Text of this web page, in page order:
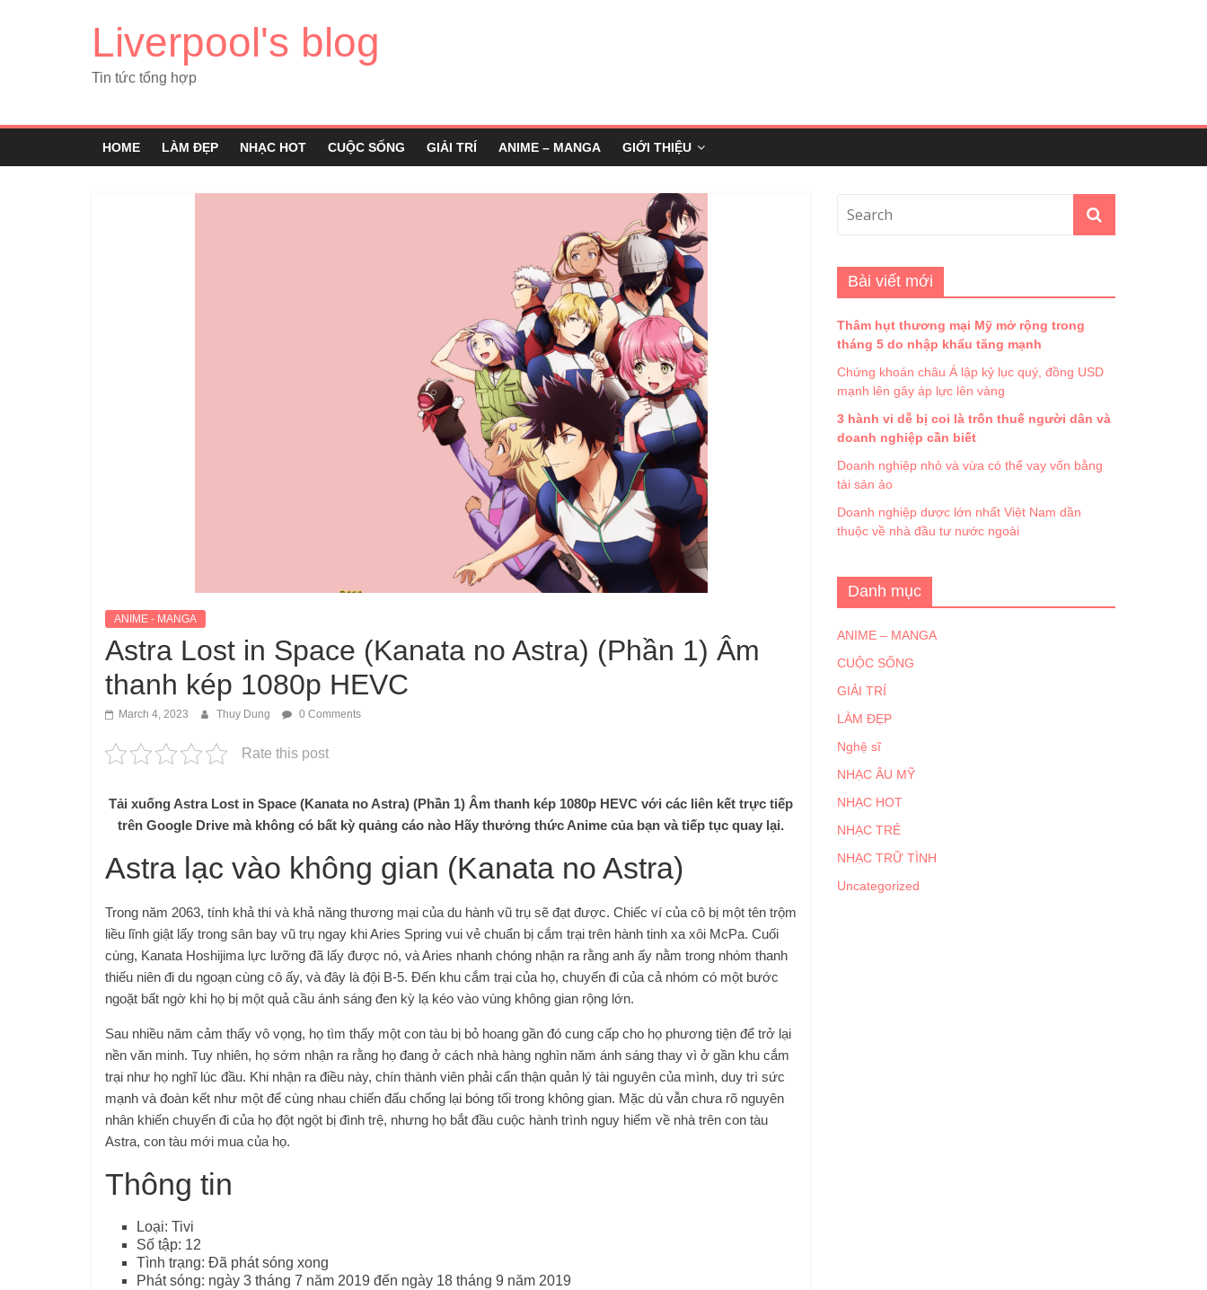
Liverpool's blog
Tin tức tổng hợp
HOME LÀM ĐẸP NHẠC HOT CUỘC SỐNG GIẢI TRÍ ANIME – MANGA GIỚI THIỆU
ANIME - MANGA
Astra Lost in Space (Kanata no Astra) (Phần 1) Âm
thanh kép 1080p HEVC
March 4, 2023 Thuy Dung 0 Comments
Rate this post
Tải xuống Astra Lost in Space (Kanata no Astra) (Phần 1) Âm thanh kép 1080p HEVC với các liên kết trực tiếp
trên Google Drive mà không có bất kỳ quảng cáo nào Hãy thưởng thức Anime của bạn và tiếp tục quay lại.
Astra lạc vào không gian (Kanata no Astra)
Trong năm 2063, tính khả thi và khả năng thương mại của du hành vũ trụ sẽ đạt được. Chiếc ví của cô bị một tên trộm
liều lĩnh giật lấy trong sân bay vũ trụ ngay khi Aries Spring vui vẻ chuẩn bị cắm trại trên hành tinh xa xôi McPa. Cuối
cùng, Kanata Hoshijima lực lưỡng đã lấy được nó, và Aries nhanh chóng nhận ra rằng anh ấy nằm trong nhóm thanh
thiếu niên đi du ngoạn cùng cô ấy, và đây là đội B-5. Đến khu cắm trại của họ, chuyến đi của cả nhóm có một bước
ngoặt bất ngờ khi họ bị một quả cầu ánh sáng đen kỳ lạ kéo vào vùng không gian rộng lớn.
Sau nhiều năm cảm thấy vô vọng, họ tìm thấy một con tàu bị bỏ hoang gần đó cung cấp cho họ phương tiện để trở lại
nền văn minh. Tuy nhiên, họ sớm nhận ra rằng họ đang ở cách nhà hàng nghìn năm ánh sáng thay vì ở gần khu cắm
trại như họ nghĩ lúc đầu. Khi nhận ra điều này, chín thành viên phải cẩn thận quản lý tài nguyên của mình, duy trì sức
mạnh và đoàn kết như một để cùng nhau chiến đấu chống lại bóng tối trong không gian. Mặc dù vẫn chưa rõ nguyên
nhân khiến chuyến đi của họ đột ngột bị đình trệ, nhưng họ bắt đầu cuộc hành trình nguy hiểm về nhà trên con tàu
Astra, con tàu mới mua của họ.
Thông tin
Loại: Tivi
Số tập: 12
Tình trạng: Đã phát sóng xong
Phát sóng: ngày 3 tháng 7 năm 2019 đến ngày 18 tháng 9 năm 2019
Bài viết mới
Thâm hụt thương mại Mỹ mở rộng trong
tháng 5 do nhập khẩu tăng mạnh
Chứng khoán châu Á lập kỷ lục quý, đồng USD
mạnh lên gây áp lực lên vàng
3 hành vi dễ bị coi là trốn thuế người dân và
doanh nghiệp cần biết
Doanh nghiệp nhỏ và vừa có thể vay vốn bằng
tài sản ảo
Doanh nghiệp dược lớn nhất Việt Nam dần
thuộc về nhà đầu tư nước ngoài
Danh mục
ANIME – MANGA
CUỘC SỐNG
GIẢI TRÍ
LÀM ĐẸP
Nghệ sĩ
NHẠC ÂU MỸ
NHẠC HOT
NHẠC TRẺ
NHẠC TRỮ TÌNH
Uncategorized